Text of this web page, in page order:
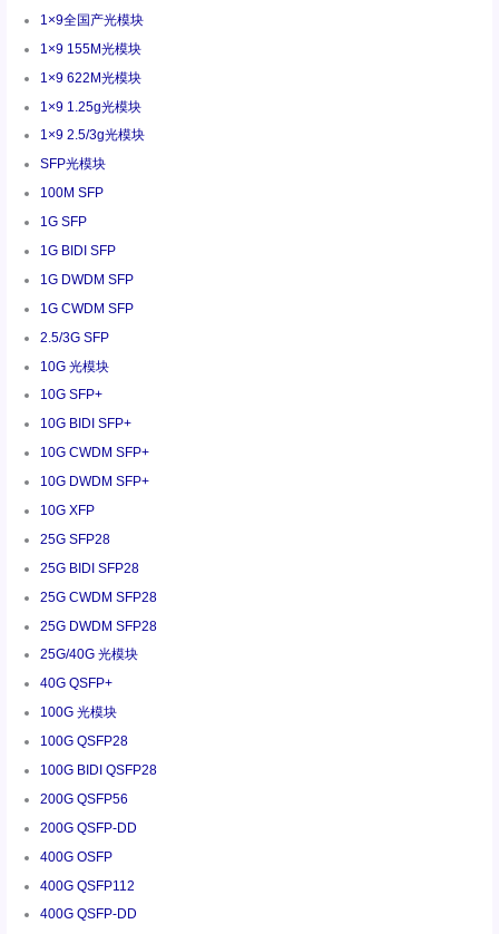
1×9全国产光模块
1×9 155M光模块
1×9 622M光模块
1×9 1.25g光模块
1×9 2.5/3g光模块
SFP光模块
100M SFP
1G SFP
1G BIDI SFP
1G DWDM SFP
1G CWDM SFP
2.5/3G SFP
10G 光模块
10G SFP+
10G BIDI SFP+
10G CWDM SFP+
10G DWDM SFP+
10G XFP
25G SFP28
25G BIDI SFP28
25G CWDM SFP28
25G DWDM SFP28
25G/40G 光模块
40G QSFP+
100G 光模块
100G QSFP28
100G BIDI QSFP28
200G QSFP56
200G QSFP-DD
400G OSFP
400G QSFP112
400G QSFP-DD